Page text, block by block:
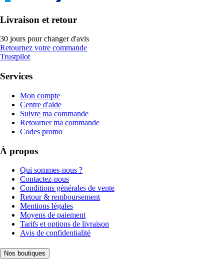
Livraison et retour
30 jours pour changer d'avis
Retournez votre commande
Trustpilot
Services
Mon compte
Centre d'aide
Suivre ma commande
Retourner ma commande
Codes promo
À propos
Qui sommes-nous ?
Contactez-nous
Conditions générales de vente
Retour & remboursement
Mentions légales
Moyens de paiement
Tarifs et options de livraison
Avis de confidentialité
Nos boutiques